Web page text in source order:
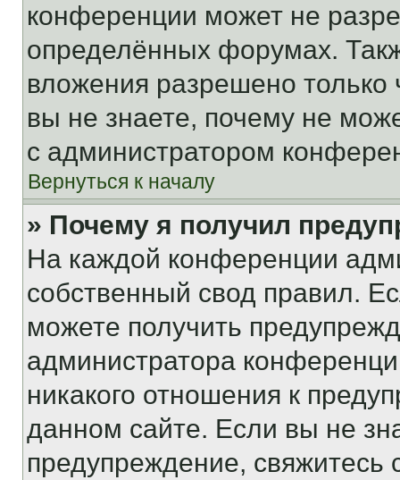
конференции может не
определённых форумах.
вложения разрешено
вы не знаете, почему не
с администратором
Вернуться к началу
» Почему я получил
На каждой конференции
собственный свод правил.
можете получить
администратора
никакого отношения к
данном сайте. Если вы не
предупреждение,